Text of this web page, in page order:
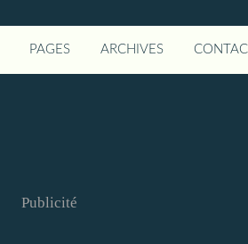
PAGES ARCHIVES
Publicité